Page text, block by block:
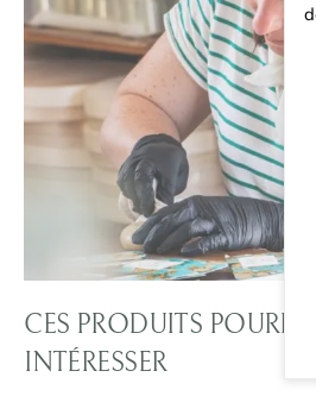
CES PRODUITS
INTÉRESSER